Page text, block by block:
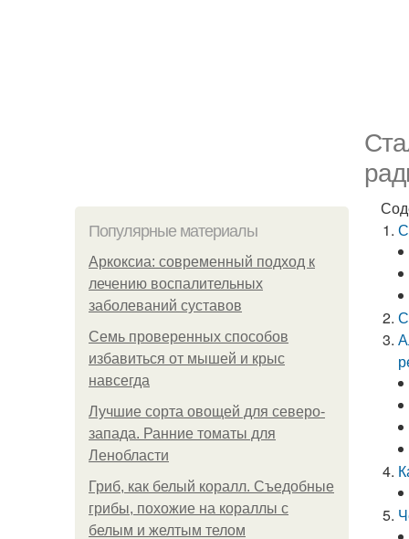
Популярные материалы
Аркоксиа: современный подход к
лечению воспалительных
заболеваний суставов
Семь проверенных способов
избавиться от мышей и крыс
навсегда
Лучшие сорта овощей для северо-
запада. Ранние томаты для
Ленобласти
Гриб, как белый коралл. Съедобные
грибы, похожие на кораллы с
белым и желтым телом